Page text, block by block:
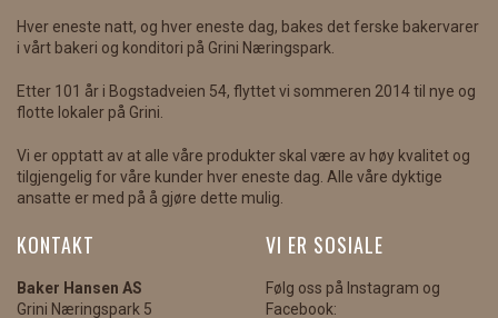
Hver eneste natt, og hver eneste dag, bakes det ferske bakervarer
i vårt bakeri og konditori på Grini Næringspark.
Etter 101 år i Bogstadveien 54, flyttet vi sommeren 2014 til nye og
flotte lokaler på Grini.
Vi er opptatt av at alle våre produkter skal være av høy kvalitet og
tilgjengelig for våre kunder hver eneste dag. Alle våre dyktige
ansatte er med på å gjøre dette mulig.
KONTAKT
Baker Hansen AS
Grini Næringspark 5
VI ER SOSIALE
Følg oss på Instagram og
Facebook: